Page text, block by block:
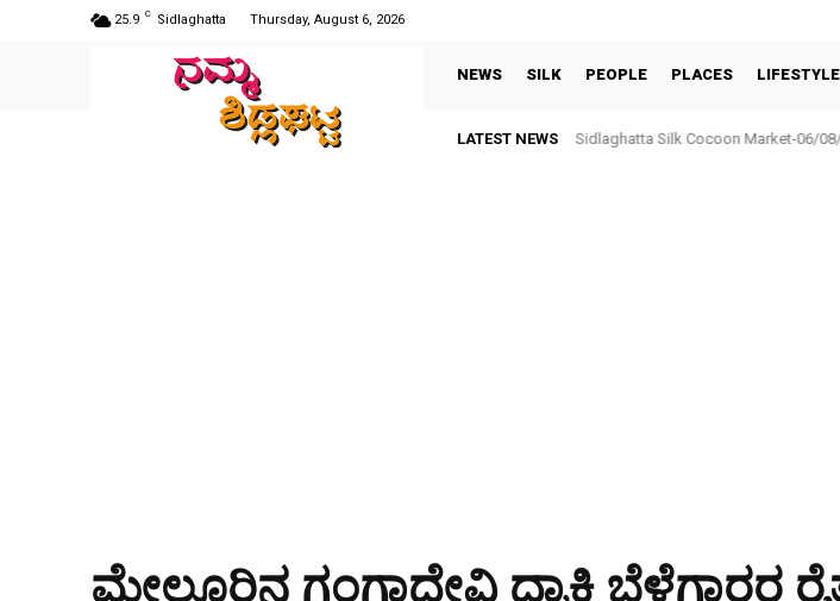
25.9 C Sidlaghatta Thursday, August 6, 2026
NEWS SILK PEOPLE PLACES LIFESTYLE
LATEST NEWS BNR ಕಪ್–2026 ಟೆನ್ನಿಸ್ ಬಾಲ್ ಕ್ರಿಕೆಟ್
ಮೇಲೂರಿನ ಗಂಗಾದೇವಿ ದ್ರಾಕ್ಷಿ ಬೆಳೆಗಾರರ